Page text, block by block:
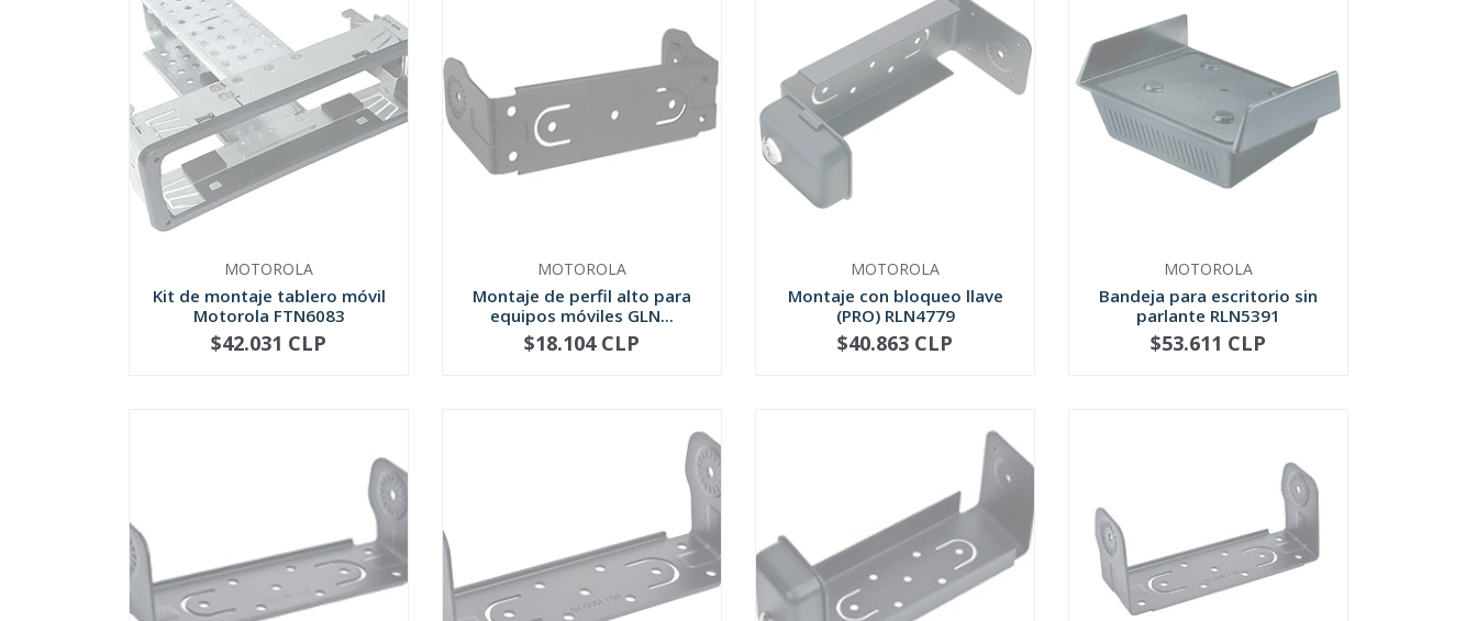
MOTOROLA
Kit de montaje tablero móvil
Motorola FTN6083
NO DISPONIBLE
$42.031 CLP
MOTOROLA
Montaje de perfil alto para
equipos móviles GLN...
NO DISPONIBLE
$18.104 CLP
MOTOROLA
Montaje con bloqueo llave
(PRO) RLN4779
NO DISPONIBLE
$40.863 CLP
MOTOROLA
Bandeja para escritorio sin
parlante RLN5391
NO DISPONIBLE
$53.611 CLP